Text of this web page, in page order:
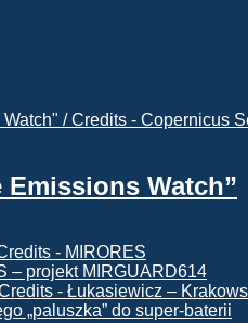
Watch”
– projekt MIRGUARD614
„paluszka” do super-baterii